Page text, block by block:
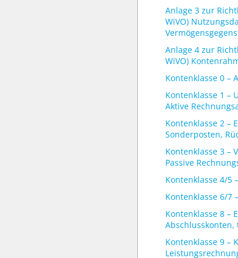
Anlage 3 zur
WiVO)
Anlage 4 zur
WiVO)
Kontenklasse 0 –
Kontenklasse 1 –
Aktive
Kontenklasse 2 –
Sonderposten,
Kontenklasse 3 –
Passive
Kontenklasse 4/5
Kontenklasse 6/7
Kontenklasse 8 –
Abschlusskonten,
Kontenklasse 9 –